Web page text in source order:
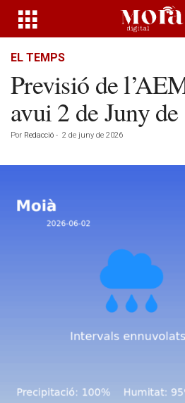
EL TEMPS
Previsió de
avui 2 de Juny
Por Redacció - 2 de juny de 2026